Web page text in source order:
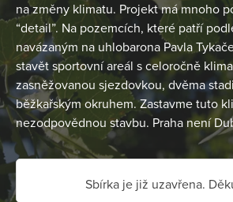
na změny klimatu. Projekt má mnoho
“detail”. Na pozemcích, které patří
navázaným na uhlobarona Pavla
stavět sportovní areál s celoročně
zasněžovanou sjezdovkou, dvěma
běžkařským okruhem. Zastavme tuto
nezodpovědnou stavbu. Praha není
Sbírka je již uzavřena.